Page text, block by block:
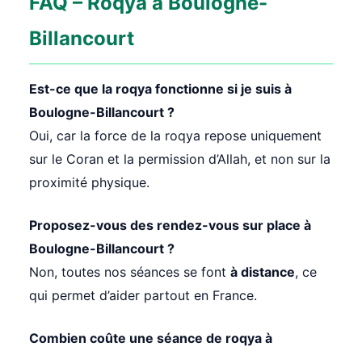
Billancourt
Est-ce que la roqya fonctionne si je suis à
Boulogne-Billancourt ?
Oui, car la force de la roqya repose uniquement
sur le Coran et la permission d’Allah, et non sur la
proximité physique.
Proposez-vous des rendez-vous sur place à
Boulogne-Billancourt ?
Non, toutes nos séances se font à distance, ce
qui permet d’aider partout en France.
Combien coûte une séance de roqya à